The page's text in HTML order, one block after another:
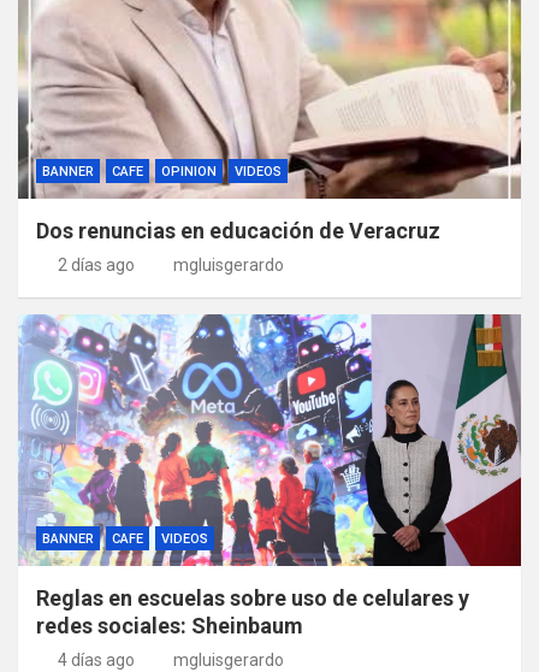
BANNER CAFE OPINION VIDEOS
Dos renuncias en educación de Veracruz
2 días ago mgluisgerardo
BANNER CAFE VIDEOS
Reglas en escuelas sobre uso de celulares y
redes sociales: Sheinbaum
4 días ago mgluisgerardo